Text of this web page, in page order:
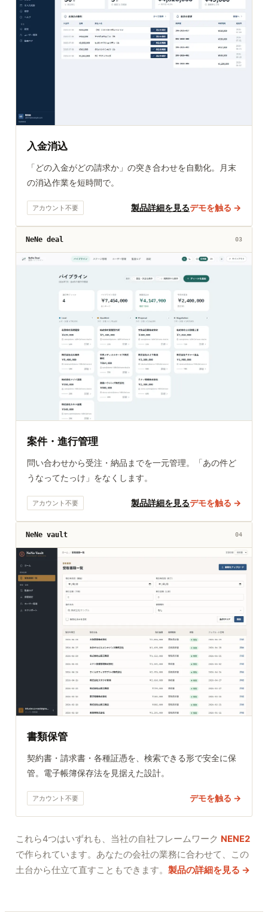
入金消込
「どの入金がどの請求か」の突き合わせを自動化。月末
の消込作業を短時間で。
アカウント不要 製品詳細を見るデモを触る →
NeNe deal 03
案件・進行管理
問い合わせから受注・納品までを一元管理。「あの件ど
うなってたっけ」をなくします。
アカウント不要 製品詳細を見るデモを触る →
NeNe vault 04
書類保管
契約書・請求書・各種証憑を、検索できる形で安全に保
管。電子帳簿保存法を見据えた設計。
アカウント不要 デモを触る →
これら4つはいずれも、当社の自社フレームワーク NENE2
で作られています。あなたの会社の業務に合わせて、この
土台から仕立て直すこともできます。 製品の詳細を見る →